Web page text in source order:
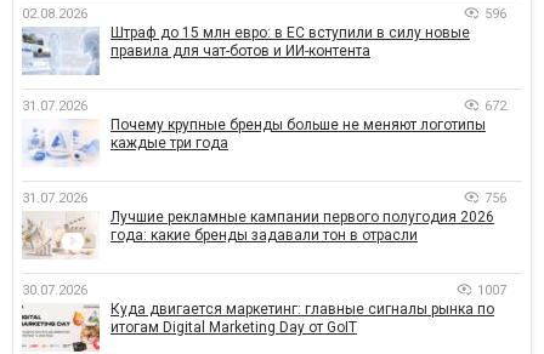
02.08.2026 596
Штраф до 15 млн евро: в ЕС вступили в силу новые
правила для чат-ботов и ИИ-контента
31.07.2026 672
Почему крупные бренды больше не меняют логотипы
каждые три года
31.07.2026 756
Лучшие рекламные кампании первого полугодия 2026
года: какие бренды задавали тон в отрасли
30.07.2026 1007
Куда двигается маркетинг: главные сигналы рынка по
итогам Digital Marketing Day от GoIT